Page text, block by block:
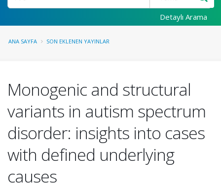
Detaylı Arama
ANA SAYFA SON EKLENEN YAYINLAR
Monogenic and structural
variants in autism spectrum
disorder: insights into cases
with defined underlying
causes